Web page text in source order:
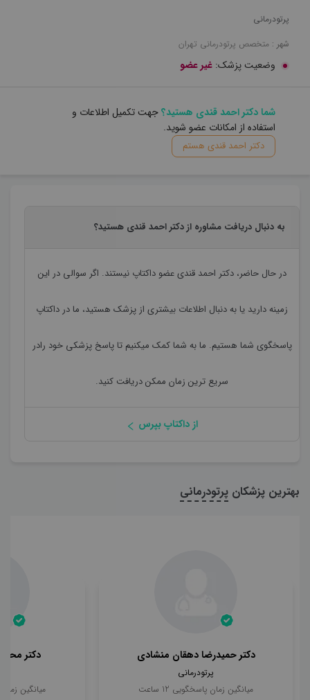
پرتودرمانی
شهر : متخصص پرتودرمانی تهران
وضعیت پزشک: غیر عضو
شما دکتر احمد قندی هستید؟جهت تکمیل اطلاعات و
استفاده از امکانات عضو شوید.
دکتر احمد قندی هستم
به دنبال دریافت مشاوره از دکتر احمد قندی هستید؟
در حال حاضر،دکتر احمد قندیعضو داکتاپ نیستند. اگر سوالی در این
زمینه دارید یا به دنبال اطلاعات بیشتری از پزشک هستید، ما در داکتاپ
پاسخگوی شما هستیم. ما به شما کمک میکنیم تا پاسخ پزشکی خود رادر
سریع ترین زمان ممکن دریافت کنید.
از داکتاپ بپرس
بهترین پزشکان پرتودرمانی
دکتر حمیدرضا دهقان منشادی
پرتودرمانی
میانگین زمان پاسخگویی 12 ساعت
دکتر
میانگین